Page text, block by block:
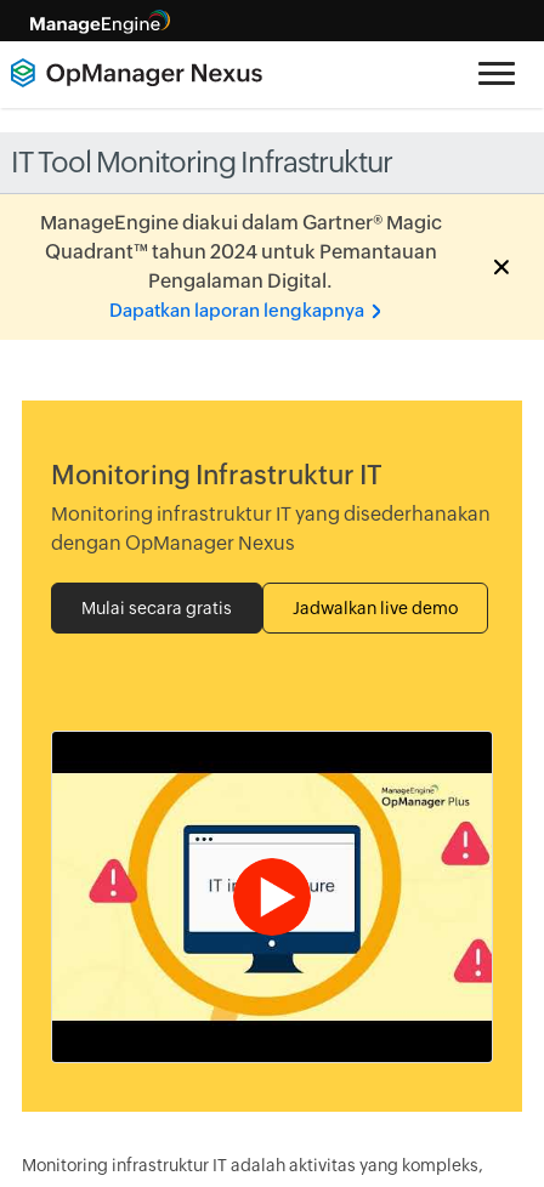
IT Tool Monitoring Infrastruktur
ManageEngine diakui dalam Gartner® Magic
Quadrant™ tahun 2024 untuk Pemantauan
Pengalaman Digital.
Dapatkan laporan lengkapnya
Monitoring Infrastruktur IT
Monitoring infrastruktur IT yang disederhanakan
dengan OpManager Nexus
Mulai secara gratis Jadwalkan live demo
Monitoring infrastruktur IT adalah aktivitas yang kompleks,